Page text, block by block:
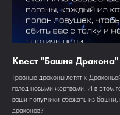
Квест "Башня Дракона"
Грозные драконы летят к
голод новыми жертвами. И в этом
ваши попутчики сбежать из
драконов?